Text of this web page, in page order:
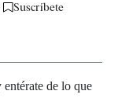
Suscríbete
de lo que